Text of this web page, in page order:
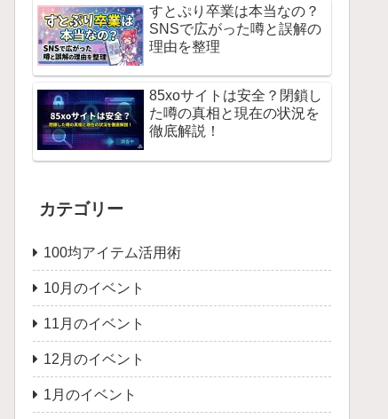
すとぷり卒業は本当なの？
SNSで広がった噂と誤解の
理由を整理
85xoサイトは安全？閉鎖し
た噂の真相と現在の状況を
徹底解説！
カテゴリー
100均アイテム活用術
10月のイベント
11月のイベント
12月のイベント
1月のイベント